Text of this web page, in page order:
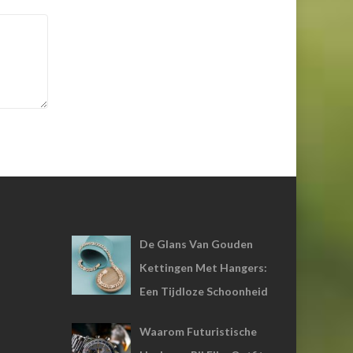
De Glans Van Gouden
Kettingen Met Hangers:
Een Tijdloze Schoonheid
Waarom Futuristische